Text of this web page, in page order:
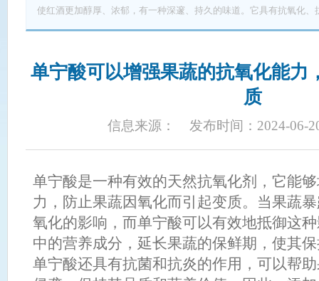
使红酒更加醇厚、浓郁，有一种深邃、持久的味道。它具有抗氧化
红酒中一种珍贵而重要的成分，赋予红酒健康的灵性和丰富的味蕾体
单宁酸可以增强果蔬的抗氧化能力
质
信息来源： 发布时间：2024-06-
单宁酸是一种有效的天然抗氧化剂，它能
力，防止果蔬因氧化而引起变质。当果蔬
氧化的影响，而单宁酸可以有效地抵御这
中的营养成分，延长果蔬的保鲜期，使其
单宁酸还具有抗菌和抗炎的作用，可以帮